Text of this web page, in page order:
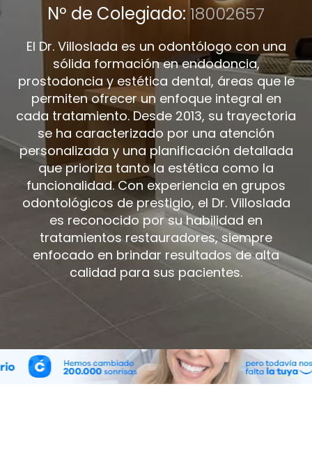
Nº de Colegiado:18002657
El Dr. Villoslada es un odontólogo con una
sólida formación en endodoncia,
prostodoncia y estética dental, áreas que le
permiten ofrecer un enfoque integral en
cada tratamiento. Desde 2013, su trayectoria
se ha caracterizado por una atención
personalizada y una planificación detallada
que prioriza tanto la estética como la
funcionalidad. Con experiencia en grupos
odontológicos de prestigio, el Dr. Villoslada
es reconocido por su habilidad en
tratamientos restauradores, siempre
enfocado en brindar resultados de alta
calidad para sus pacientes.